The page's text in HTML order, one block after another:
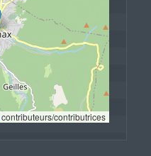
contributeurs/contributrices